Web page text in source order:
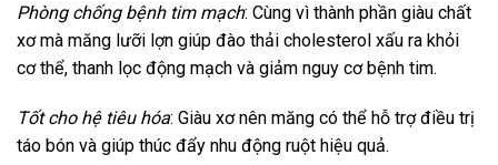
Phòng chống bệnh tim mạch: Cùng vì thành phần giàu chất
xơ mà măng lưỡi lợn giúp đào thải cholesterol xấu ra khỏi
cơ thể, thanh lọc động mạch và giảm nguy cơ bệnh tim.
Tốt cho hệ tiêu hóa: Giàu xơ nên măng có thể hỗ trợ điều trị
táo bón và giúp thúc đẩy nhu động ruột hiệu quả.